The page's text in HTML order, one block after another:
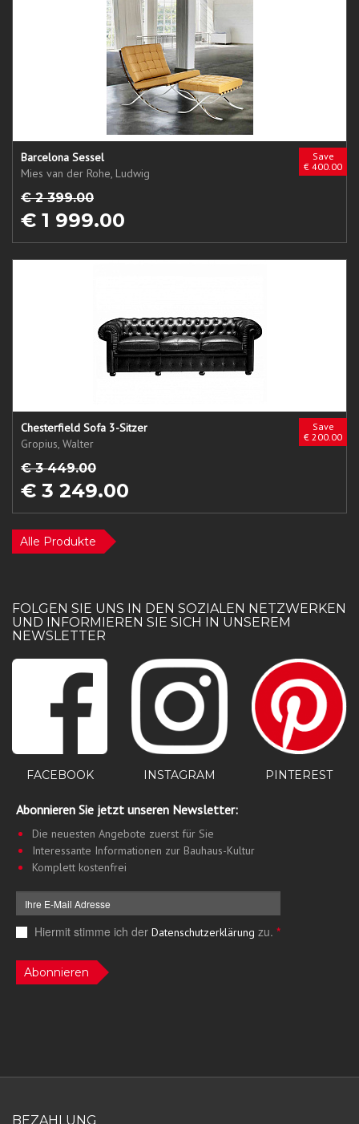
Save
€ 400.00
Barcelona Sessel
Mies van der Rohe, Ludwig
€ 2 399.00
€ 1 999.00
Save
€ 200.00
Chesterfield Sofa 3-Sitzer
Gropius, Walter
€ 3 449.00
€ 3 249.00
Alle Produkte
FOLGEN SIE UNS IN DEN SOZIALEN NETZWERKEN
UND INFORMIEREN SIE SICH IN UNSEREM
NEWSLETTER
FACEBOOK INSTAGRAM PINTEREST
Abonnieren Sie jetzt unseren Newsletter:
Die neuesten Angebote zuerst für Sie
Interessante Informationen zur Bauhaus-Kultur
Komplett kostenfrei
Hiermit stimme ich der Datenschutzerklärung zu. *
Abonnieren
BEZAHLUNG